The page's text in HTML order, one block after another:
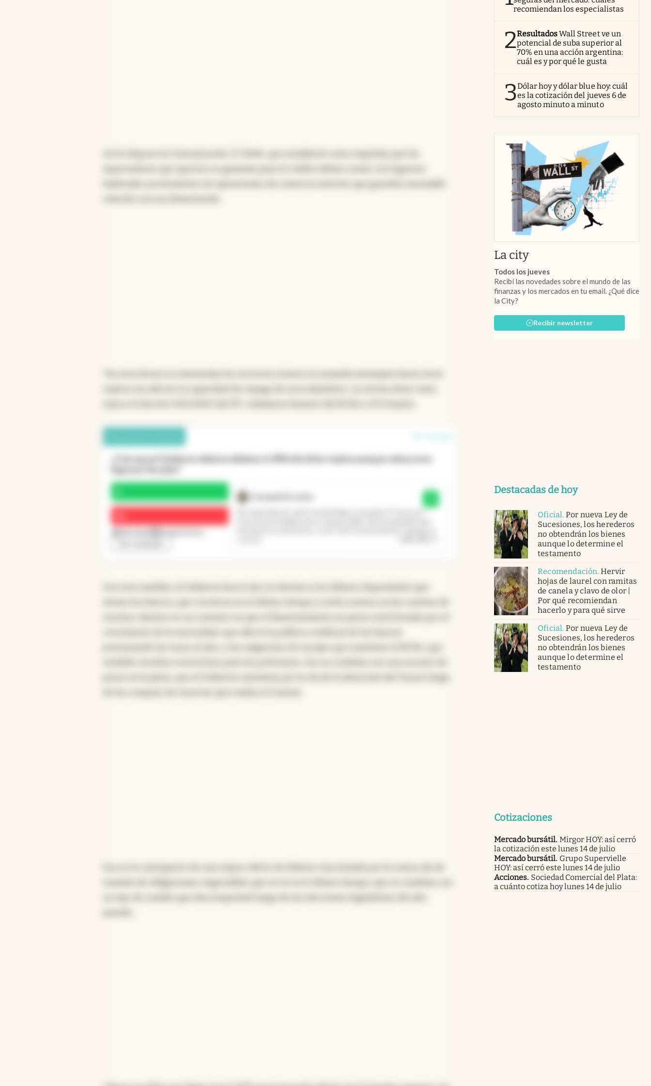
¿Crés que el Gobierno debería eliminar el 30% del dólar tarjeta aunque reduzca los
8 argumentos
No tengo idea de cuánto puede llegar a recaudar el Tesoro por
recomiendan los especialistas
2ResultadosWall Street ve un
potencial de suba superior al
70% en una acción argentina:
cuál es y por qué le gusta
3Dólar hoy y dólar blue hoy: cuál
es la cotización del jueves 6 de
agosto minuto a minuto
La cityabre en nueva pestaña
Todos los jueves
Recibí las novedades sobre el mundo de las
finanzas y los mercados en tu email. ¿Qué dice
la City?
Recibir newsletter
Destacadas de hoy
Oficial. Por nueva Ley de
Sucesiones, los herederos
no obtendrán los bienes
aunque lo determine el
testamento
Recomendación.Hervir
hojas de laurel con ramitas
de canela y clavo de olor |
Por qué recomiendan
hacerlo y para qué sirve
Oficial. Por nueva Ley de
Sucesiones, los herederos
no obtendrán los bienes
aunque lo determine el
testamento
Cotizaciones
Mercado bursátil. Mirgor HOY: así cerró
la cotización este lunes 14 de julio
Mercado bursátil. Grupo Supervielle
HOY: así cerró este lunes 14 de julio
Acciones. Sociedad Comercial del Plata:
a cuánto cotiza hoy lunes 14 de julio